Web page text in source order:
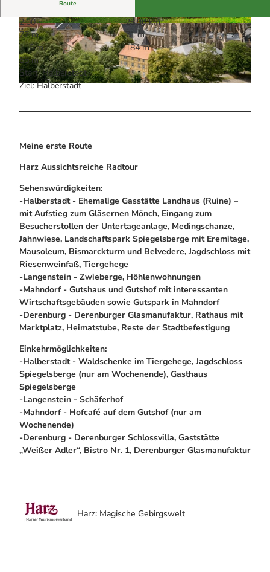
Bogenschiessen in Hohegeiss
Noch lange nicht Schicht im Schacht
Die Eisflüsterer: Harzer Falken
Wanderführer Jörg Kühnhold
Informationen für Gastgeberinnen
Kulinarik
Einkaufen
Webcams
© Stadt Halberstadt, Harz: Magische Gebirgswelt
© Stadt Halberstadt, Harz: Magische Gebirgswe
lt
© Stadt Halberstadt, Harz: Magische Gebirgswe
lt
Route
2:00 h
28,90 km
77 m
71 m
116 m
184 m
68 m
Start: Halberstadt
Ziel: Halberstadt
Meine erste Route
Harz Aussichtsreiche Radtour
Sehenswürdigkeiten:
-Halberstadt - Ehemalige Gasstätte Landhaus (Ruine) –
mit Aufstieg zum Gläsernen Mönch, Eingang zum
Besucherstollen der Untertageanlage, Medingschanze,
Jahnwiese, Landschaftspark Spiegelsberge mit Eremitage,
Mausoleum, Bismarckturm und Belvedere, Jagdschloss mit
Riesenweinfaß, Tiergehege
-Langenstein - Zwieberge, Höhlenwohnungen
-Mahndorf - Gutshaus und Gutshof mit interessanten
Wirtschaftsgebäuden sowie Gutspark in Mahndorf
-Derenburg - Derenburger Glasmanufaktur, Rathaus mit
Marktplatz, Heimatstube, Reste der Stadtbefestigung
Einkehrmöglichkeiten:
-Halberstadt - Waldschenke im Tiergehege, Jagdschloss
Spiegelsberge (nur am Wochenende), Gasthaus
Spiegelsberge
-Langenstein - Schäferhof
-Mahndorf - Hofcafé auf dem Gutshof (nur am
Wochenende)
-Derenburg - Derenburger Schlossvilla, Gaststätte
„Weißer Adler“, Bistro Nr. 1, Derenburger Glasmanufaktur
Harz: Magische Gebirgswelt